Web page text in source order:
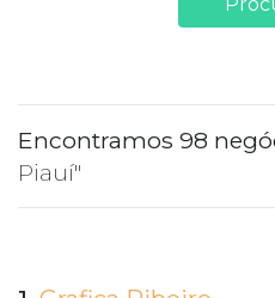
Encontramos 98
Piauí"